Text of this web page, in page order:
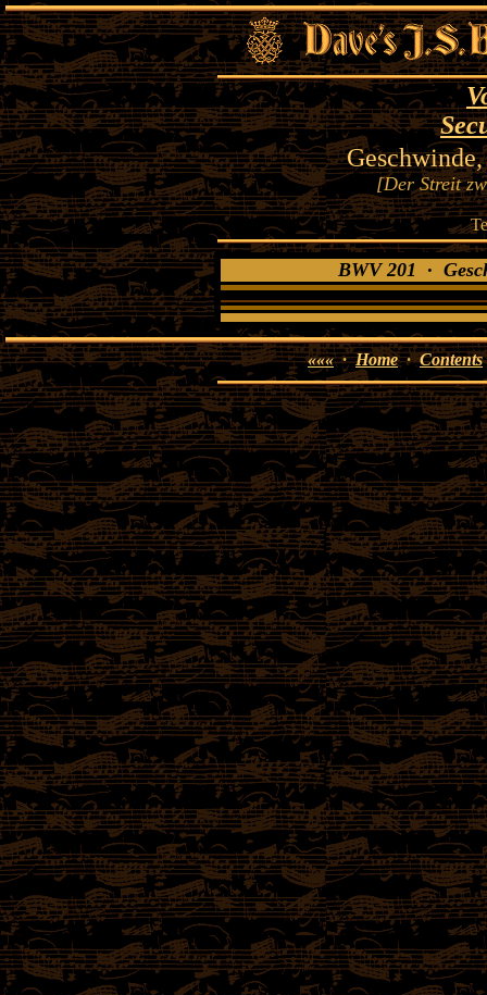
[Der Streit
BWV 201 ·
«««·Home·Contents